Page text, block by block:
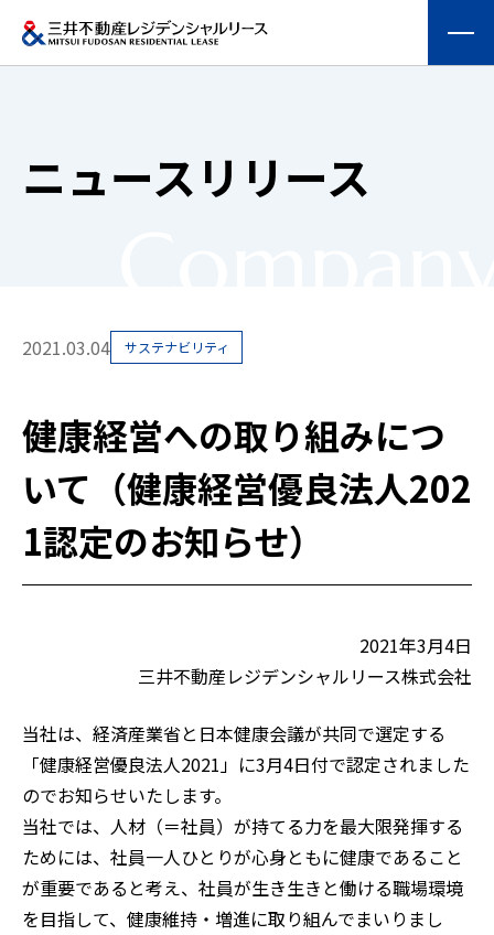
提供する価値
採用情報
ご入居の方
仲介会社の方
ニュースリリース
2021.03.04 サステナビリティ
健康経営への取り組みにつ
いて（健康経営優良法人202
1認定のお知らせ）
2021年3月4日
三井不動産レジデンシャルリース株式会社
当社は、経済産業省と日本健康会議が共同で選定する
「健康経営優良法人2021」に3月4日付で認定されました
のでお知らせいたします。
当社では、人材（＝社員）が持てる力を最大限発揮する
ためには、社員一人ひとりが心身ともに健康であること
が重要であると考え、社員が生き生きと働ける職場環境
を目指して、健康維持・増進に取り組んでまいりまし